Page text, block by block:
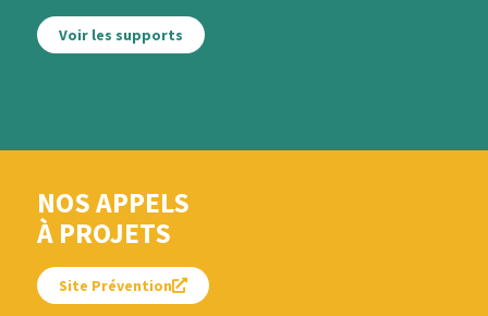
Voir les supports
NOS APPELS
À PROJETS
Site Prévention